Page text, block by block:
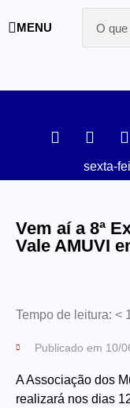
MENU
sexta-
Vem aí a 8ª
Vale AMUVI
Tempo de leitura: <
Publicado em 10/
A Associação dos
realizará nos dias